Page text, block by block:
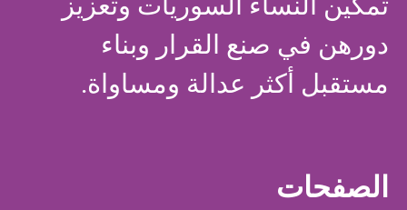
دورهن في صنع القرار وبناء
مستقبل أكثر عدالة ومساواة.
الصفحات